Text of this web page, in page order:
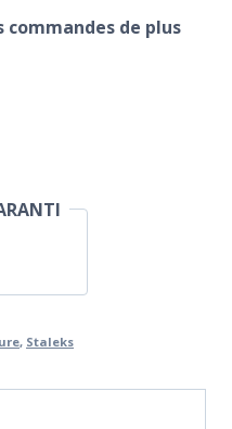
de plus
, Staleks